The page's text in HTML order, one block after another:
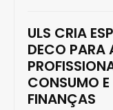
ULS CRIA
DECO PARA
CONSUMO E
FINANÇAS